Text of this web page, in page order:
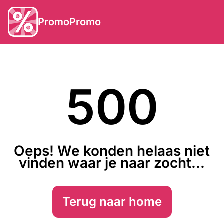
PromoPromo
500
Oeps! We konden helaas niet
vinden waar je naar zocht...
Terug naar home